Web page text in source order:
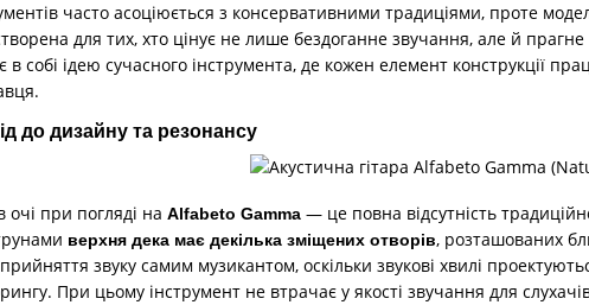
часто асоціюється з консервативними традиціями, проте
для тих, хто цінує не лише бездоганне звучання, але й
собі ідею сучасного інструмента, де кожен елемент конструкції
до дизайну та резонансу
при погляді на Alfabeto Gamma — це повна відсутність
верхня дека має декілька зміщених отворів, розташованих
звуку самим музикантом, оскільки звукові хвилі
При цьому інструмент не втрачає у якості звучання для